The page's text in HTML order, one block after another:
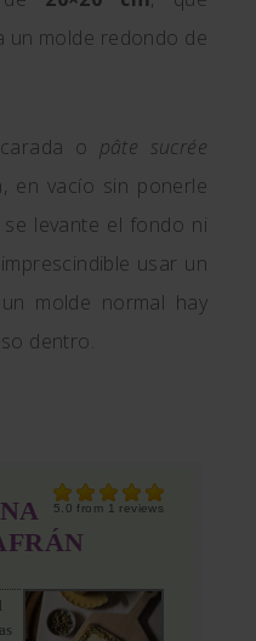
un molde redondo de
o pâte sucrée
en vacío sin ponerle
levante el fondo ni
usar un
molde normal hay
dentro.
5.0 from 1 reviews